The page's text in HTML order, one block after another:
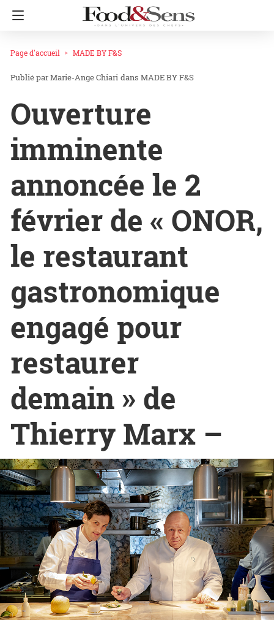
Page d'accueil MADE BY F&S
Marie-Ange Chiari dans MADE BY F&S
Ouverture
imminente
annoncée le 2
février de « ONOR,
le restaurant
gastronomique
engagé pour
restaurer
demain » de
Thierry Marx –